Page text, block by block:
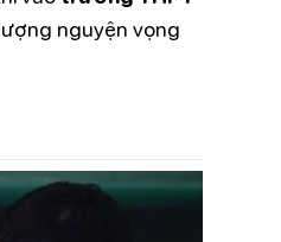
nguyện vọng